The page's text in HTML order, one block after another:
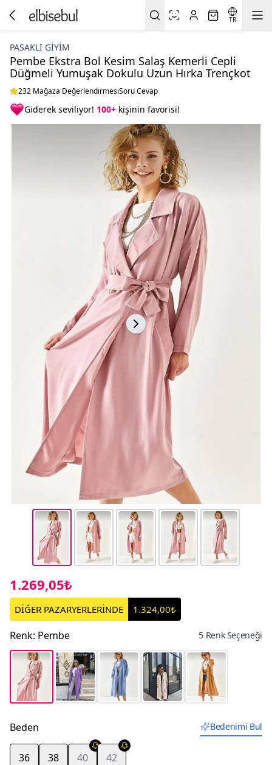
TR
PASAKLI GIYIM
Pembe Ekstra Bol Kesim Salaş Kemerli Cepli
Düğmeli Yumuşak Dokulu Uzun Hırka Trençkot
232 Mağaza DeğerlendirmesiSoru Cevap
Giderek seviliyor! 100+ kişinin favorisi!
1.269,05₺
DİĞER PAZARYERLERİNDE 1.324,00₺
Renk: Pembe 5 Renk Seçeneği
Beden Bedenimi Bul
36 38 40 42